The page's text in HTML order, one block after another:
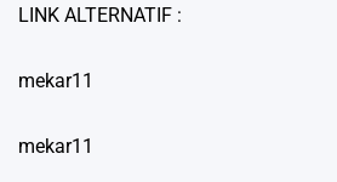
LINK ALTERNATIF :
mekar11
mekar11